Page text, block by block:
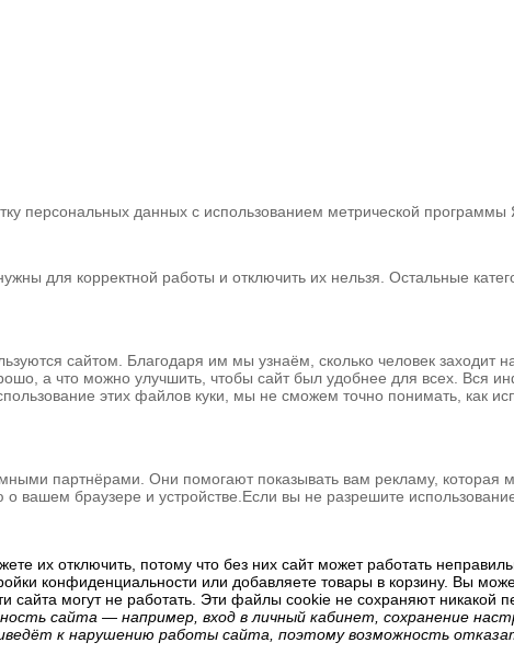
персональных данных с использованием метрической программы
для корректной работы и отключить их нельзя. Остальные
сайтом. Благодаря им мы узнаём, сколько человек заходит
а что можно улучшить, чтобы сайт был удобнее для всех. Вся
этих файлов куки, мы не сможем точно понимать, как
партнёрами. Они помогают показывать вам рекламу, которая
браузере и устройстве.Если вы не разрешите
их отключить, потому что без них сайт может работать
конфиденциальности или добавляете товары в корзину. Вы
сайта могут не работать. Эти файлы cookie не сохраняют
сайта — например, вход в личный кабинет, сохранение
к нарушению работы сайта, поэтому возможность